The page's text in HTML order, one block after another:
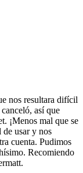
nos resultara difícil
así que
¡Menos mal que se
usar y nos
cuenta. Pudimos
Recomiendo